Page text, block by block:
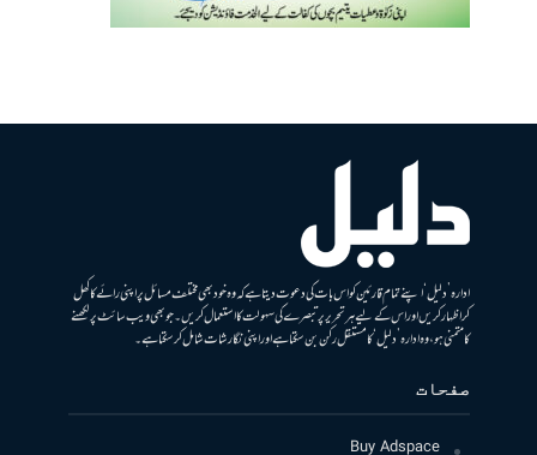
ادارہ ’دلیل‘ اپنے تمام قارئین کو اس بات کی دعوت دیتا ہے کہ وہ خود بھی مختلف مسائل پر اپنی رائے کا کھل
کر اظہار کریں اور اس کے لیے ہر تحریر پر تبصرے کی سہولت کا استعمال کریں۔ جو بھی ویب سائٹ پر لکھنے
کا متمنی ہو، وہ ادارہ ’دلیل‘ کا مستقل رکن بن سکتا ہے اور اپنی نگارشات شامل کرسکتا ہے۔
صفحات
Buy Adspace